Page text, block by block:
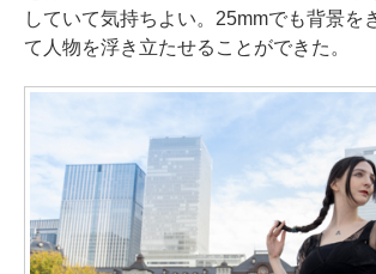
していて気持ちよい。25mmでも背景を
て人物を浮き立たせることができた。